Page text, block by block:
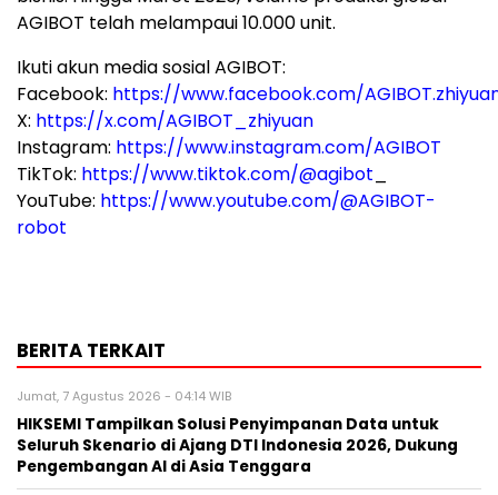
AGIBOT telah melampaui 10.000 unit.
Ikuti akun media sosial AGIBOT:
Facebook: https://www.facebook.com/
X: https://x.com/AGIBOT_zhiyuan
Instagram: https://www.instagram.com/AGIBOT
TikTok: https://www.tiktok.com/@agibot
YouTube: https://www.youtube.com/@AGIBOT-
robot
BERITA TERKAIT
Jumat, 7 Agustus 2026 - 04:14 WIB
HIKSEMI Tampilkan Solusi Penyimpanan Data untuk
Seluruh Skenario di Ajang DTI Indonesia 2026, Dukung
Pengembangan AI di Asia Tenggara